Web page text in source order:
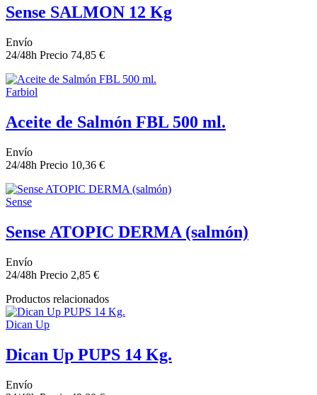
Sense SALMON 12 Kg
Envío
24/48h Precio 74,85 €
Farbiol
Aceite de Salmón FBL 500 ml.
Envío
24/48h Precio 10,36 €
Sense
Sense ATOPIC DERMA (salmón)
Envío
24/48h Precio 2,85 €
Productos relacionados
Dican Up
Dican Up PUPS 14 Kg.
Envío